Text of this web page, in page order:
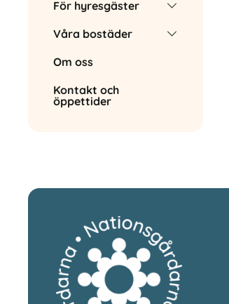
För hyresgäster
Våra bostäder
Om oss
Kontakt och
öppettider